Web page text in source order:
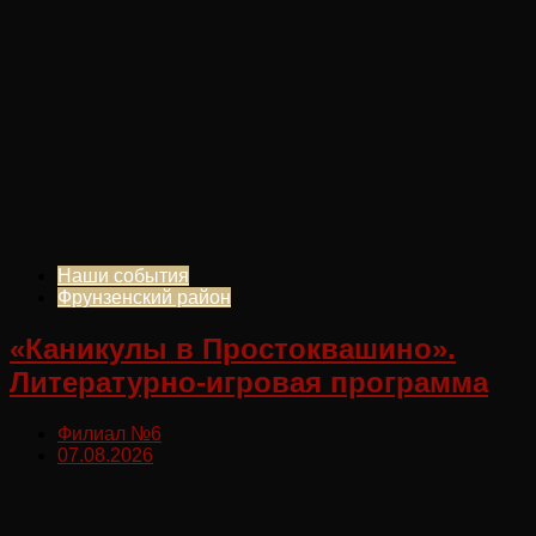
Наши события
Фрунзенский район
«Каникулы в Простоквашино».
Литературно-игровая программа
Филиал №6
07.08.2026